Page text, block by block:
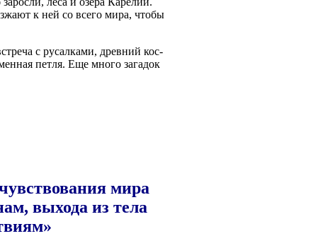
к ней со все­го мира, что­бы
с русал­ка­ми, древ­ний кос­
пет­ля. Еще мно­го зага­док
мира
выхода из тела